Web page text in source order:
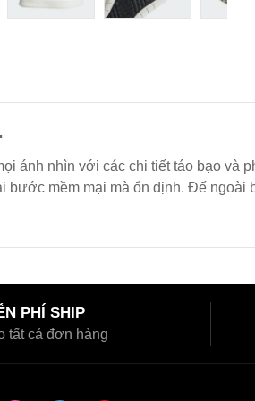
ánh nhìn với các chi tiết táo bạo và
mềm mại mà ổn định. Đế ngoài
PHÍ SHIP
tất cả đơn hàng